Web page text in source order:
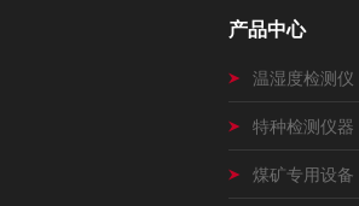
产品中心
温湿度检测仪
特种检测仪器
煤矿专用设备